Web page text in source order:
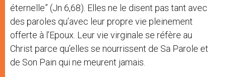
éternelle” (Jn 6,68). Elles ne le disent pas tant avec
des paroles qu’avec leur propre vie pleinement
offerte à l’Epoux. Leur vie virginale se réfère au
Christ parce qu’elles se nourrissent de Sa Parole et
de Son Pain qui ne meurent jamais.